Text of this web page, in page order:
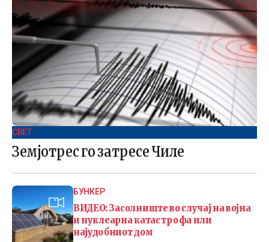
СВЕТ .
Земјотрес го затресе Чиле
БУНКЕР
ВИДЕО: Засолниште во случај на војна
и нуклеарна катастрофа или
најудобниот дом